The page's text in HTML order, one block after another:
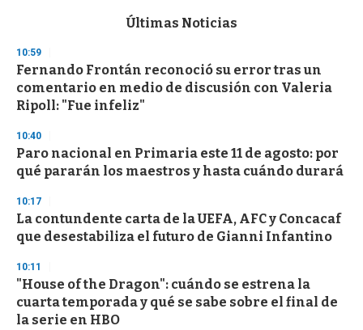
d
s
o
f
3
s
e
c
o
d
s
Últimas Noticias
10:59
Fernando Frontán reconoció su error tras un
comentario en medio de discusión con Valeria
Ripoll: "Fue infeliz"
10:40
Paro nacional en Primaria este 11 de agosto: por
qué pararán los maestros y hasta cuándo durará
10:17
La contundente carta de la UEFA, AFC y Concacaf
que desestabiliza el futuro de Gianni Infantino
10:11
"House of the Dragon": cuándo se estrena la
cuarta temporada y qué se sabe sobre el final de
la serie en HBO